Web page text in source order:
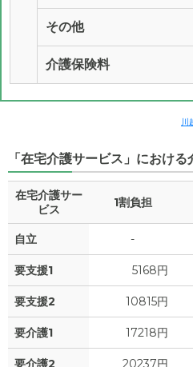
その他
介護保険料
川
「在宅介護サービス」におけ
在宅介護サー
ビス
1割負担
自立 -
要支援1 5168円
要支援2 10815円
要介護1 17218円
要介護2 20237円